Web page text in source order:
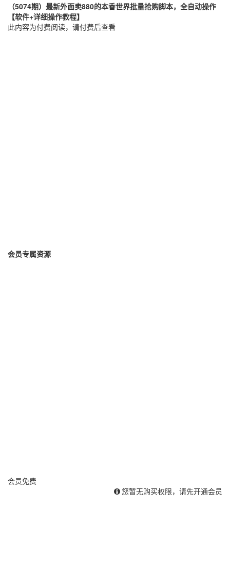
（5074期）最新外面卖880的本香世界批量抢购脚本，全自动操作
【软件+详细操作教程】
此内容为付费阅读，请付费后查看
会员专属资源
会员免费
您暂无购买权限，请先开通会员